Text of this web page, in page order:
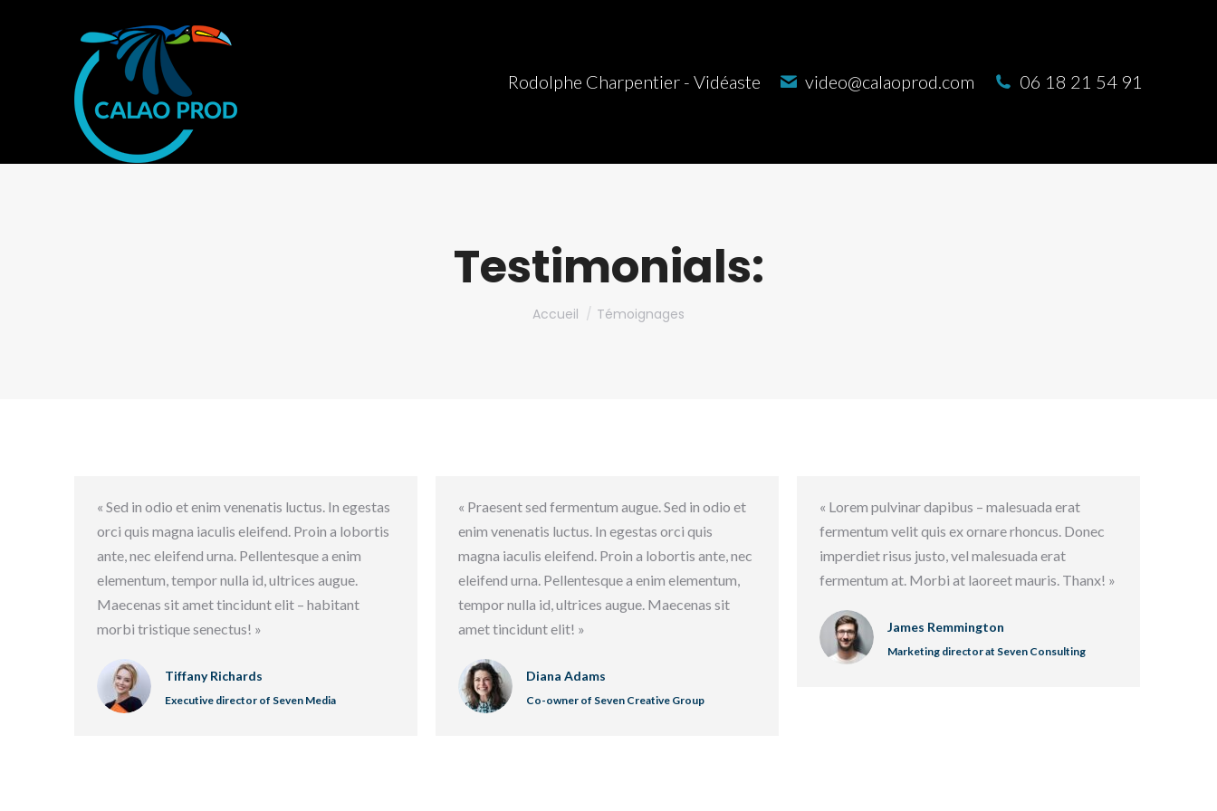
Rodolphe Charpentier - Vidéaste video@calaoprod.com 06 18 21 54 91
Testimonials:
Vous êtes ici :
Accueil Témoignages
« Sed in odio et enim venenatis luctus. In egestas
orci quis magna iaculis eleifend. Proin a lobortis
ante, nec eleifend urna. Pellentesque a enim
elementum, tempor nulla id, ultrices augue.
Maecenas sit amet tincidunt elit – habitant
morbi tristique senectus! »
Tiffany Richards
Executive director of Seven Media
« Praesent sed fermentum augue. Sed in odio et
enim venenatis luctus. In egestas orci quis
magna iaculis eleifend. Proin a lobortis ante, nec
eleifend urna. Pellentesque a enim elementum,
tempor nulla id, ultrices augue. Maecenas sit
amet tincidunt elit! »
Diana Adams
Co-owner of Seven Creative Group
« Lorem pulvinar dapibus – malesuada erat
fermentum velit quis ex ornare rhoncus. Donec
imperdiet risus justo, vel malesuada erat
fermentum at. Morbi at laoreet mauris. Thanx! »
James Remmington
Marketing director at Seven Consulting